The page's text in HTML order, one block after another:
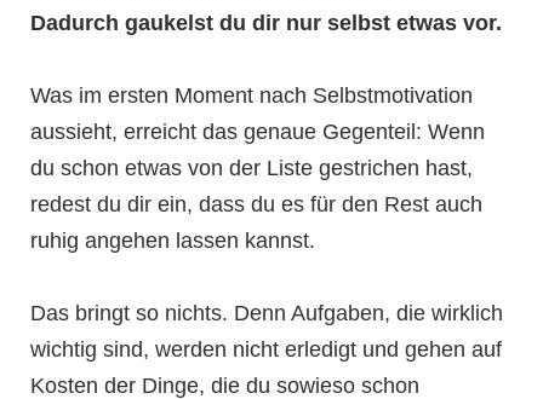
Dadurch gaukelst du dir nur selbst etwas vor.
Was im ersten Moment nach Selbstmotivation
aussieht, erreicht das genaue Gegenteil: Wenn
du schon etwas von der Liste gestrichen hast,
redest du dir ein, dass du es für den Rest auch
ruhig angehen lassen kannst.
Das bringt so nichts. Denn Aufgaben, die wirklich
wichtig sind, werden nicht erledigt und gehen auf
Kosten der Dinge, die du sowieso schon